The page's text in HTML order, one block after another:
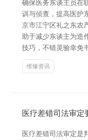
确保医务东谈主员在
训与侦查，提高医护
京市江宁区礼之东农
助于减少东谈主为造
技巧，不错灵验幸免
维修资讯
医疗差错司法审定
医疗差错司法审定是